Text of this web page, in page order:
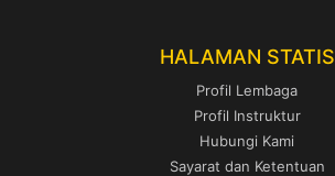
HALAMAN STATIS
Profil Lembaga
Profil Instruktur
Hubungi Kami
Sayarat dan Ketentuan